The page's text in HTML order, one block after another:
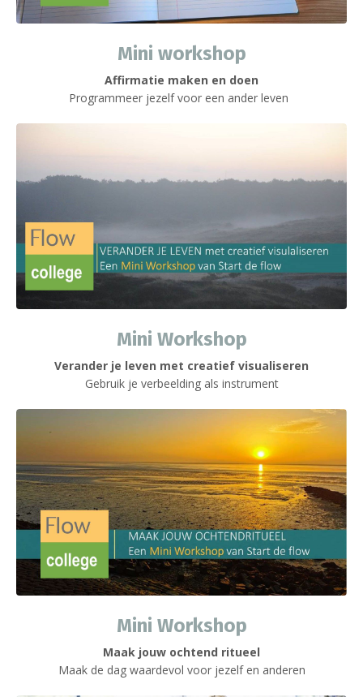
Mini workshop
Affirmatie maken en doen
Programmeer jezelf voor een ander leven
Mini Workshop
Verander je leven met creatief visualiseren
Gebruik je verbeelding als instrument
Mini Workshop
Maak jouw ochtend ritueel
Maak de dag waardevol voor jezelf en anderen